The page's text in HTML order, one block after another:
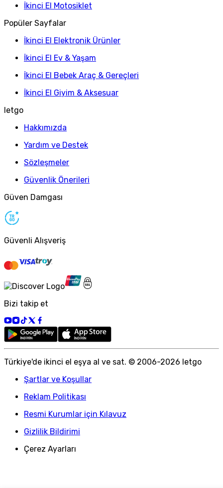
İkinci El Motosiklet
Popüler Sayfalar
İkinci El Elektronik Ürünler
İkinci El Ev & Yaşam
İkinci El Bebek Araç & Gereçleri
İkinci El Giyim & Aksesuar
letgo
Hakkımızda
Yardım ve Destek
Sözleşmeler
Güvenlik Önerileri
Güven Damgası
Güvenli Alışveriş
Bizi takip et
Türkiye'de ikinci el eşya al ve sat. © 2006-2026 letgo
Şartlar ve Koşullar
Reklam Politikası
Resmi Kurumlar için Kılavuz
Gizlilik Bildirimi
Çerez Ayarları